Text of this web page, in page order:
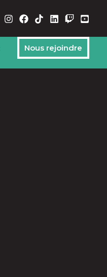
Nous rejoindre